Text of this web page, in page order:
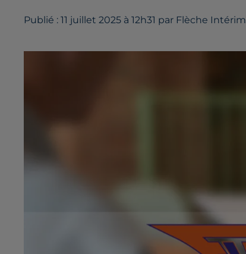
Publié : 11 juillet 2025 à 12h31 par Flèche Intérim